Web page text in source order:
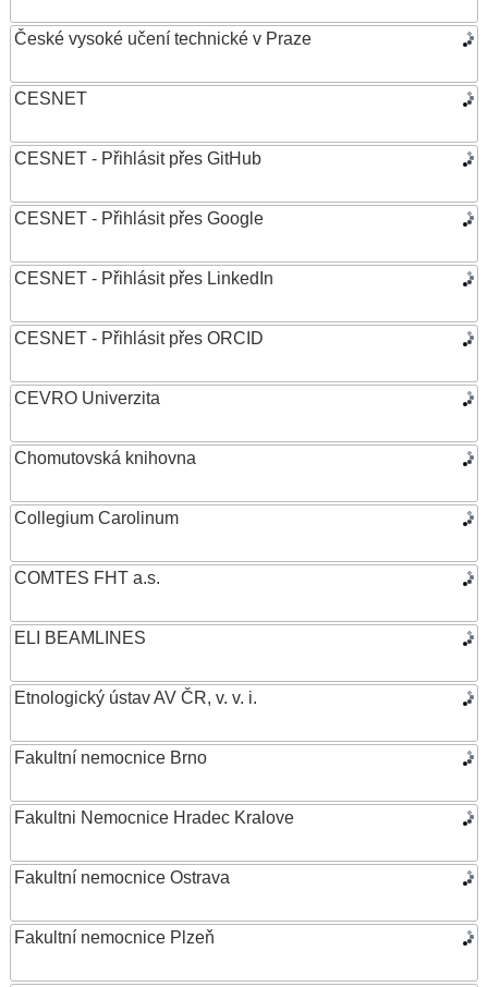
České vysoké učení technické v Praze
CESNET
CESNET - Přihlásit přes GitHub
CESNET - Přihlásit přes Google
CESNET - Přihlásit přes LinkedIn
CESNET - Přihlásit přes ORCID
CEVRO Univerzita
Chomutovská knihovna
Collegium Carolinum
COMTES FHT a.s.
ELI BEAMLINES
Etnologický ústav AV ČR, v. v. i.
Fakultní nemocnice Brno
Fakultni Nemocnice Hradec Kralove
Fakultní nemocnice Ostrava
Fakultní nemocnice Plzeň